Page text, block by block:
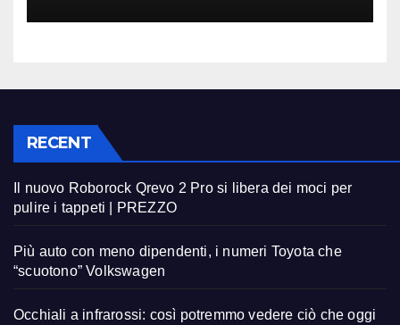
RECENT
Il nuovo Roborock Qrevo 2 Pro si libera dei moci per
pulire i tappeti | PREZZO
Più auto con meno dipendenti, i numeri Toyota che
“scuotono” Volkswagen
Occhiali a infrarossi: così potremmo vedere ciò che oggi